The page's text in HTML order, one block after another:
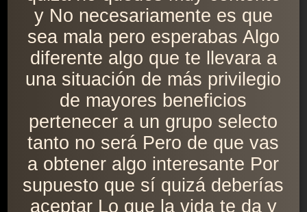
y No necesariamente es que
sea mala pero esperabas Algo
diferente algo que te llevara a
una situación de más privilegio
de mayores beneficios
pertenecer a un grupo selecto
tanto no será Pero de que vas
a obtener algo interesante Por
supuesto que sí quizá deberías
aceptar Lo que la vida te da y